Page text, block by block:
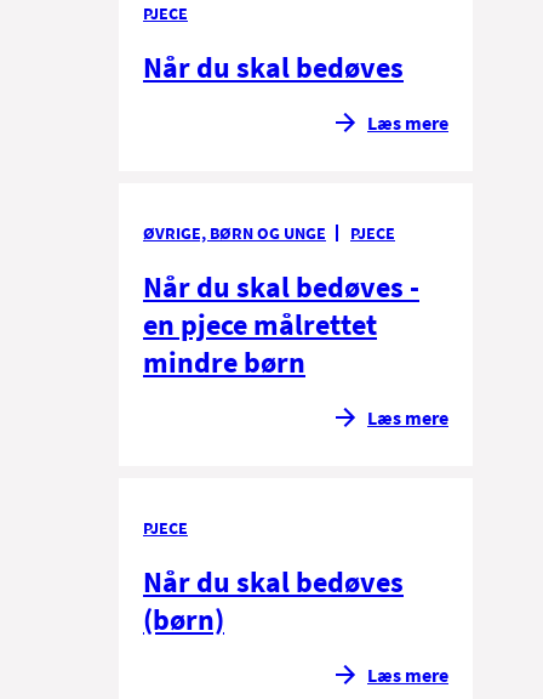
PJECE
Når du skal bedøves
Læs mere
ØVRIGE, BØRN OG UNGE PJECE
Når du skal bedøves -
en pjece målrettet
mindre børn
Læs mere
PJECE
Når du skal bedøves
(børn)
Læs mere